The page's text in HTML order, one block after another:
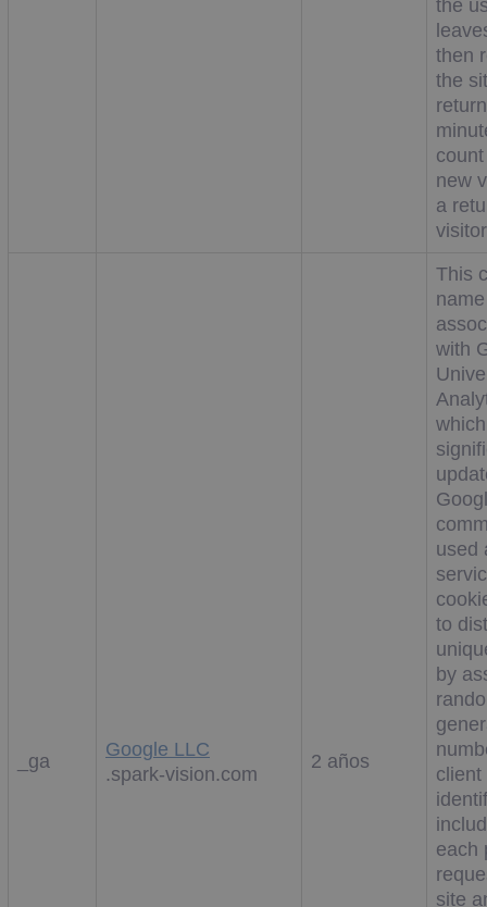
the
then
the
new
a
_ga
Google LLC
.spark-vision.com
2 años
This
with
used
to
by
client
each
site